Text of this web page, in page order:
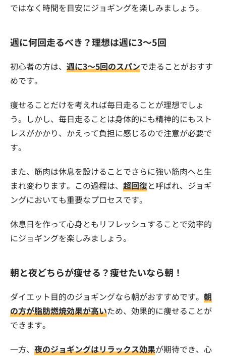
ではなく時間を目安にジョギングを楽しみましょう。
週に何回走るべき？理想は週に3〜5回
初心者の方は、 週に3〜5回のスパンで走ることがおすす
めです。
痩せることだけを考えれば毎日走ることが理想でしょ
う。しかし、毎日走ることは身体的にも精神的にもスト
レスがかかり、かえって負担に感じるので注意が必要で
す。
また、筋肉は休息を設けることでさらに強い筋肉へと生
まれ変わります。この過程は、 超回復と呼ばれ、ジョギ
ングにおいても重要なプロセスです。
休息日を作って心身ともリフレッシュすることで効率的
にジョギングを楽しみましょう。
朝と夜どちらが痩せる？痩せたいなら朝！
ダイエット目的のジョギングなら朝がおすすめです。 朝
の方が脂肪燃焼効果が高いため、効果的に痩せることが
できます。
一方、 夜のジョギングはリラックス効果が期待でき、心